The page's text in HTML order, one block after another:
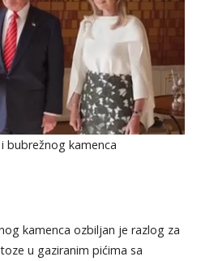
bubrežnog kamenca
kamenca ozbiljan je razlog za
u gaziranim pićima sa